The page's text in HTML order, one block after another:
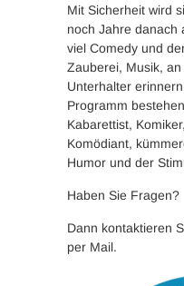
Mit Sicherheit wird
noch Jahre danach
viel Comedy und
Zauberei, Musik,
Unterhalter
Programm
Kabarettist,
Komödiant,
Humor und der
Haben Sie Fragen?
Dann kontaktieren
per Mail.